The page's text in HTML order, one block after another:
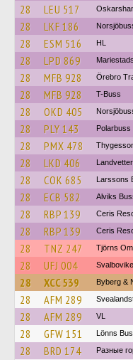
28 LEU 517
28 LKF 186
28 ESM 516 HL
28 LPD 869
28 MFB 928 Örebro
28 MFB 928 T-Buss
28 OKD 405
28 PLY 143 Polarbuss
28 PMX 478
28 LKD 406
28 COK 685 Larssons
28 ECB 582 Alviks
28 RBP 139 Ceris
28 RBP 139 Ceris
28 TNZ 247 Tjörns
28 UFJ 004
28 XCC 539 Byberg &
28 AFM 289
28 AFM 289 VL
28 GFW 151 Lönns
28 BRD 174 Разные